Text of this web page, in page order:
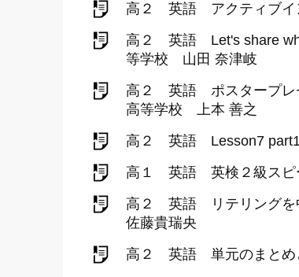
高２ 英語 アクティブイ
高２ 英語 Let's share
等学校 山田 奈津岐
高２ 英語 ポスタープレ
高等学校 上本 善之
高２ 英語 Lesson7 part1
高１ 英語 英検２級スピ
高２ 英語 リテリングを
佐藤貴瑞央
高２ 英語 単元のまとめ